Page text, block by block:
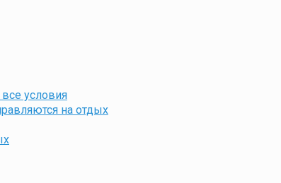
условия
на отдых